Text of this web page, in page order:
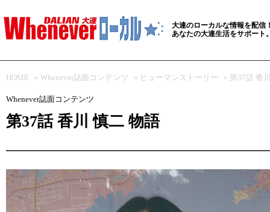
大連のローカルな情報を配信
あなたの大連生活をサポート
HOME » Whenever誌面コンテンツ » ヒューマンストーリー » 第37話 香
Whenever誌面コンテンツ
第37話 香川 慎二 物語